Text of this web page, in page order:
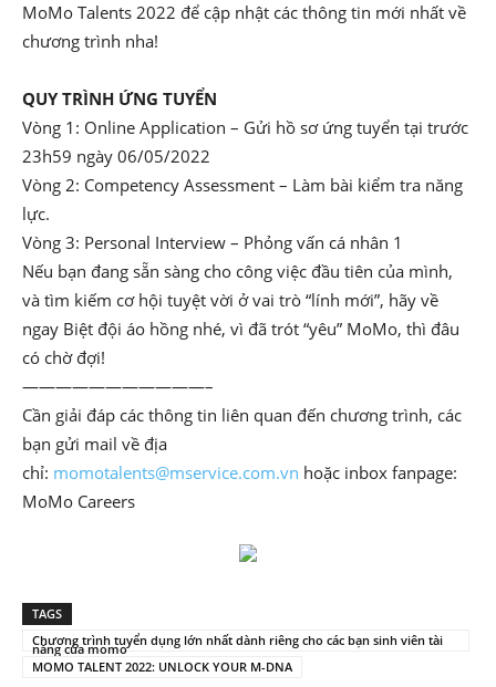
MoMo Talents 2022 để cập nhật các thông tin mới nhất về
chương trình nha!
QUY TRÌNH ỨNG TUYỂN
Vòng 1: Online Application – Gửi hồ sơ ứng tuyển tại trước
23h59 ngày 06/05/2022
Vòng 2: Competency Assessment – Làm bài kiểm tra năng
lực.
Vòng 3: Personal Interview – Phỏng vấn cá nhân 1
Nếu bạn đang sẵn sàng cho công việc đầu tiên của mình,
và tìm kiếm cơ hội tuyệt vời ở vai trò “lính mới”, hãy về
ngay Biệt đội áo hồng nhé, vì đã trót “yêu” MoMo, thì đâu
có chờ đợi!
———————————–
Cần giải đáp các thông tin liên quan đến chương trình, các
bạn gửi mail về địa
chỉ: momotalents@mservice.com.vn hoặc inbox fanpage:
MoMo Careers
TAGS
Chương trình tuyển dụng lớn nhất dành riêng cho các bạn sinh viên tài
năng của momo
MOMO TALENT 2022: UNLOCK YOUR M-DNA